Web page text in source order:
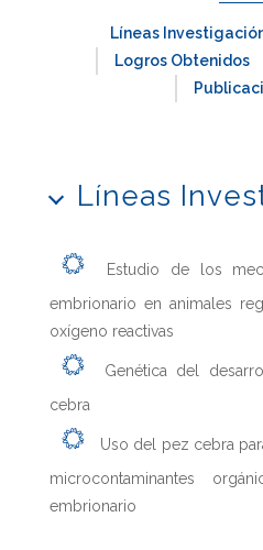
Líneas
Logros Obtenidos
Líneas
Estudio de los
embrionario en animales
oxígeno reactivas
Genética del
cebra
Uso del pez cebra
microcontaminantes
embrionario